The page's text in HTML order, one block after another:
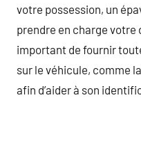
votre possession, un
prendre en charge votre
important de fournir
sur le véhicule, comme
afin d’aider à son